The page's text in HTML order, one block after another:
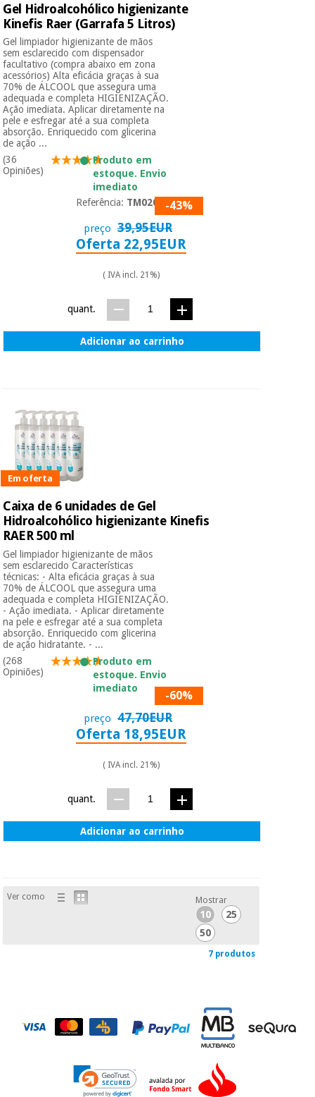
Gel Hidroalcohólico higienizante
Kinefis Raer (Garrafa 5 Litros)
Gel limpiador higienizante de mãos
sem esclarecido com dispensador
facultativo (compra abaixo em zona
acessórios) Alta eficácia graças à sua
70% de ÁLCOOL que assegura uma
adequada e completa HIGIENIZAÇÃO.
Ação imediata. Aplicar diretamente na
pele e esfregar até a sua completa
absorção. Enriquecido com glicerina
de ação ...
(36
Opiniões)
Produto em
estoque. Envio
imediato
Referência: TM02092-43%
preço 39,95EUR
Oferta 22,95EUR
( IVA incl. 21%)
quant.
Adicionar ao carrinho
Em oferta
Caixa de 6 unidades de Gel
Hidroalcohólico higienizante Kinefis
RAER 500 ml
Gel limpiador higienizante de mãos
sem esclarecido Características
técnicas: - Alta eficácia graças à sua
70% de ÁLCOOL que assegura uma
adequada e completa HIGIENIZAÇÃO.
- Ação imediata. - Aplicar diretamente
na pele e esfregar até a sua completa
absorção. Enriquecido com glicerina
de ação hidratante. - ...
(268
Opiniões)
Produto em
estoque. Envio
imediato
-60%
preço 47,70EUR
Oferta 18,95EUR
( IVA incl. 21%)
quant.
Adicionar ao carrinho
Ver como Mostrar
10
25
50
7 produtos